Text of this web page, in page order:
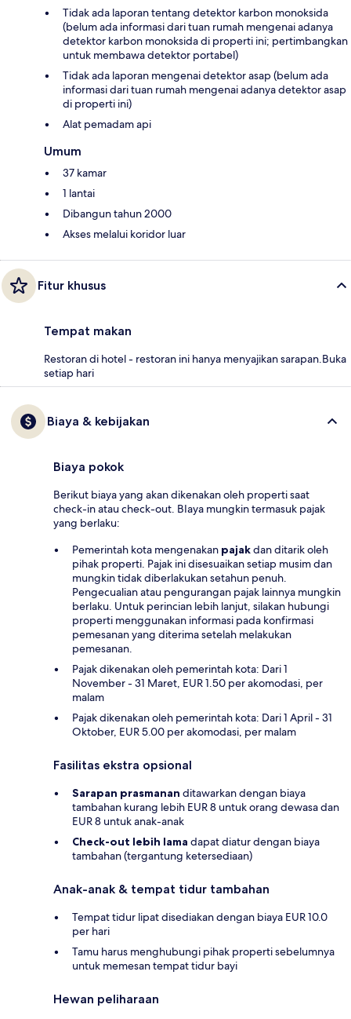
Tidak ada laporan tentang detektor karbon monoksida
(belum ada informasi dari tuan rumah mengenai adanya
detektor karbon monoksida di properti ini; pertimbangkan
untuk membawa detektor portabel)
Tidak ada laporan mengenai detektor asap (belum ada
informasi dari tuan rumah mengenai adanya detektor asap
di properti ini)
Alat pemadam api
Umum
37 kamar
1 lantai
Dibangun tahun 2000
Akses melalui koridor luar
Fitur khusus
Tempat makan
Restoran di hotel - restoran ini hanya menyajikan sarapan.Buka
setiap hari
Biaya & kebijakan
Biaya pokok
Berikut biaya yang akan dikenakan oleh properti saat
check-in atau check-out. BIaya mungkin termasuk pajak
yang berlaku:
Pemerintah kota mengenakan pajakdan ditarik oleh
pihak properti. Pajak ini disesuaikan setiap musim dan
mungkin tidak diberlakukan setahun penuh.
Pengecualian atau pengurangan pajak lainnya mungkin
berlaku. Untuk perincian lebih lanjut, silakan hubungi
properti menggunakan informasi pada konfirmasi
pemesanan yang diterima setelah melakukan
pemesanan.
Pajak dikenakan oleh pemerintah kota: Dari 1
November - 31 Maret, EUR 1.50 per akomodasi, per
malam
Pajak dikenakan oleh pemerintah kota: Dari 1 April - 31
Oktober, EUR 5.00 per akomodasi, per malam
Fasilitas ekstra opsional
Sarapan prasmanan ditawarkan dengan biaya
tambahan kurang lebih EUR 8 untuk orang dewasa dan
EUR 8 untuk anak-anak
Check-out lebih lama dapat diatur dengan biaya
tambahan (tergantung ketersediaan)
Anak-anak & tempat tidur tambahan
Tempat tidur lipat disediakan dengan biaya EUR 10.0
per hari
Tamu harus menghubungi pihak properti sebelumnya
untuk memesan tempat tidur bayi
Hewan peliharaan